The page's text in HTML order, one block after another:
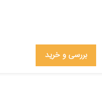
بررسی و خرید